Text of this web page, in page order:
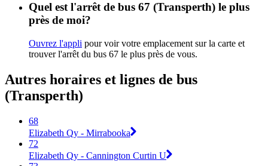
Quel est l'arrêt de bus 67 (Transperth) le plus
près de moi?
Ouvrez l'appli pour voir votre emplacement sur la carte et
trouver l'arrêt du bus 67 le plus près de vous.
Autres horaires et lignes de bus
(Transperth)
68
Elizabeth Qy - Mirrabooka
72
Elizabeth Qy - Cannington Curtin U